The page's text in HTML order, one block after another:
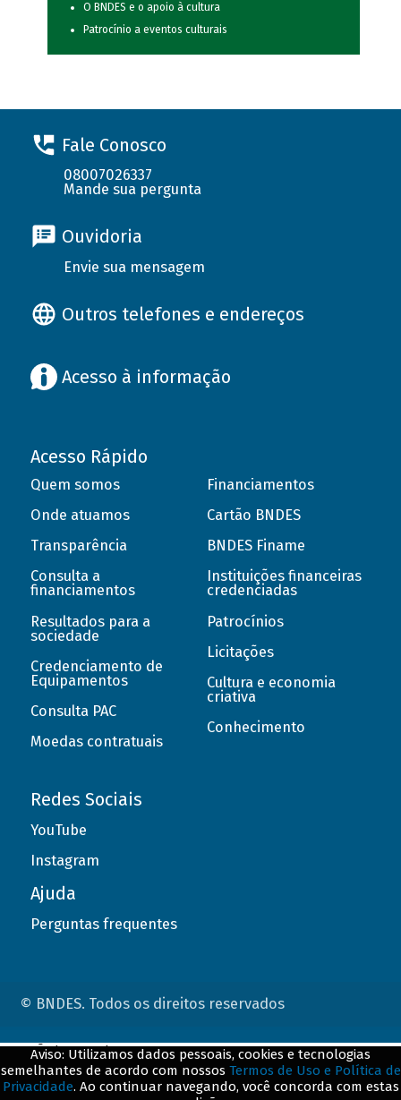
O BNDES e o apoio à cultura
Patrocínio a eventos culturais
Fale Conosco
08007026337
Mande sua pergunta
Ouvidoria
Envie sua mensagem
Outros telefones e endereços
Acesso à informação
Acesso Rápido
Quem somos
Onde atuamos
Transparência
Consulta a
financiamentos
Resultados para a
sociedade
Credenciamento de
Equipamentos
Consulta PAC
Moedas contratuais
Financiamentos
Cartão BNDES
BNDES Finame
Instituições financeiras
credenciadas
Patrocínios
Licitações
Cultura e economia
criativa
Conhecimento
Redes Sociais
YouTube
Instagram
Ajuda
Perguntas frequentes
© BNDES. Todos os direitos reservados
Aviso: Utilizamos dados pessoais, cookies e tecnologias
semelhantes de acordo com nossos Termos de Uso e Política de
Privacidade. Ao continuar navegando, você concorda com estas
ConteÃºdo complementar
${title}${badge}